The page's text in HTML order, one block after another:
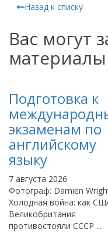
Назад к списку
Вас могут
материалы
Подготовка к
экзаменам по
английскому
языку
7 августа 2026
Фотограф: Damien
Холодная война: как
Великобритания
противостояли СССР ...